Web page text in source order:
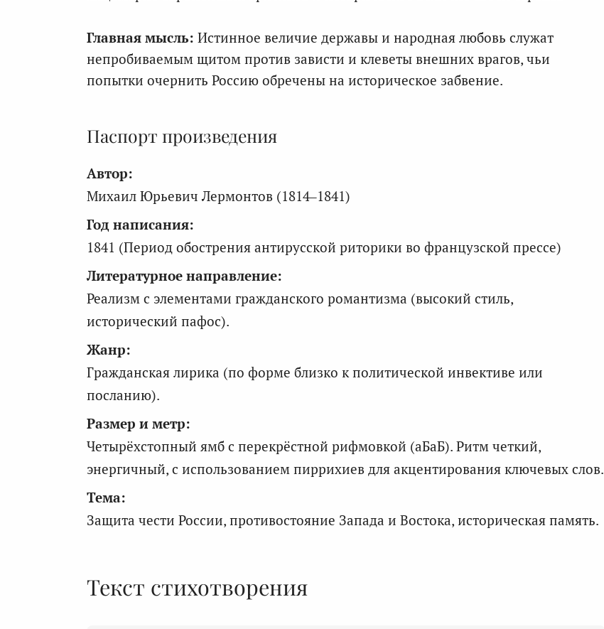
Главная мысль: Истинное величие державы и народная любовь служат
непробиваемым щитом против зависти и клеветы внешних врагов, чьи
попытки очернить Россию обречены на историческое забвение.
Паспорт произведения
Автор:
Михаил Юрьевич Лермонтов (1814–1841)
Год написания:
1841 (Период обострения антирусской риторики во французской прессе)
Литературное направление:
Реализм с элементами гражданского романтизма (высокий стиль,
исторический пафос).
Жанр:
Гражданская лирика (по форме близко к политической инвективе или
посланию).
Размер и метр:
Четырёхстопный ямб с перекрёстной рифмовкой (аБаБ). Ритм четкий,
энергичный, с использованием пиррихиев для акцентирования ключевых слов.
Тема:
Защита чести России, противостояние Запада и Востока, историческая память.
Текст стихотворения